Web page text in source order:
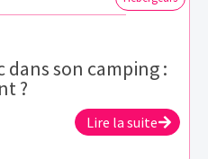
son camping :
?
Lire la suite